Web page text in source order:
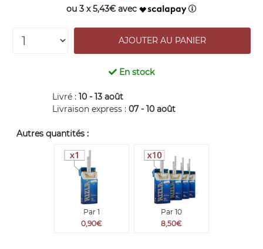
ou 3 x 5,43€ avec
En stock
Livré : 10 - 13 août
Livraison express : 07 - 10 août
Autres quantités :
Par 1
0,90€
Par 10
8,50€